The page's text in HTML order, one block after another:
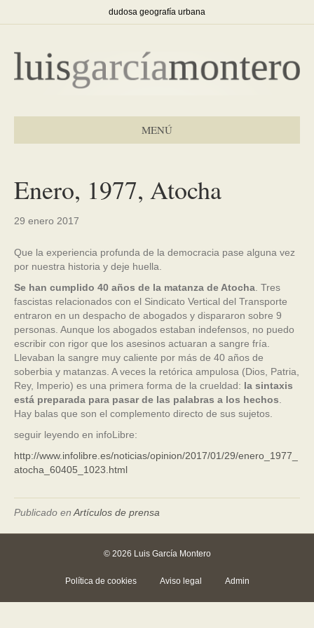
dudosa geografía urbana
MENÚ
Enero, 1977, Atocha
29 enero 2017
Que la experiencia profunda de la democracia pase alguna vez
por nuestra historia y deje huella.
Se han cumplido 40 años de la matanza de Atocha . Tres
fascistas relacionados con el Sindicato Vertical del Transporte
entraron en un despacho de abogados y dispararon sobre 9
personas. Aunque los abogados estaban indefensos, no puedo
escribir con rigor que los asesinos actuaran a sangre fría.
Llevaban la sangre muy caliente por más de 40 años de
soberbia y matanzas. A veces la retórica ampulosa (Dios, Patria,
Rey, Imperio) es una primera forma de la crueldad: la sintaxis
está preparada para pasar de las palabras a los hechos
Hay balas que son el complemento directo de sus sujetos.
seguir leyendo en infoLibre:
http://www.infolibre.es/noticias/opinion/2017/01/29/enero_1977_
atocha_60405_1023.html
Publicado en Artículos de prensa
© 2026 Luis García Montero
Política de cookies Aviso legal Admin